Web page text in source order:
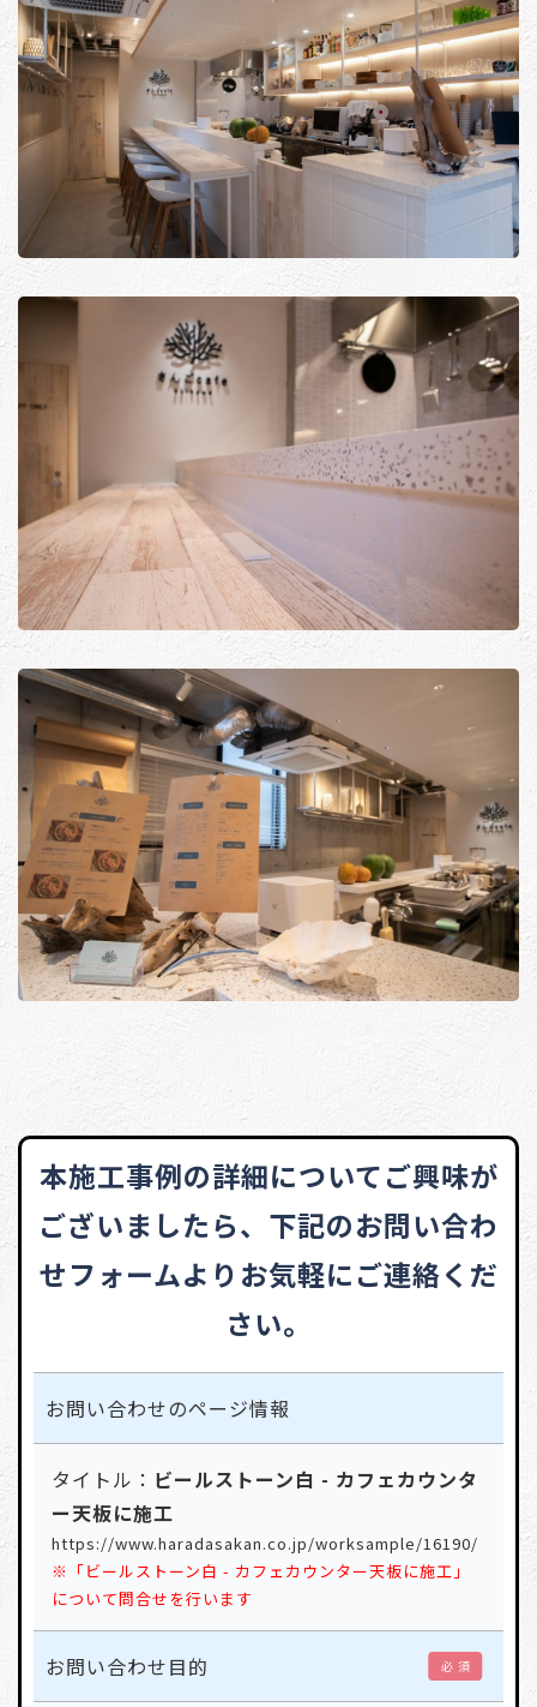
本施工事例の詳細についてご興味が
ございましたら、 下記のお問い合わ
せフォームよりお気軽にご連絡くだ
さい。
お問い合わせのページ情報
タイトル： ビールストーン白 - カフェカウンタ
ー天板に施工
https://www.haradasakan.co.jp/worksample/16190/
※「ビールストーン白 - カフェカウンター天板に施工」
について問合せを行います
お問い合わせ目的 必 須